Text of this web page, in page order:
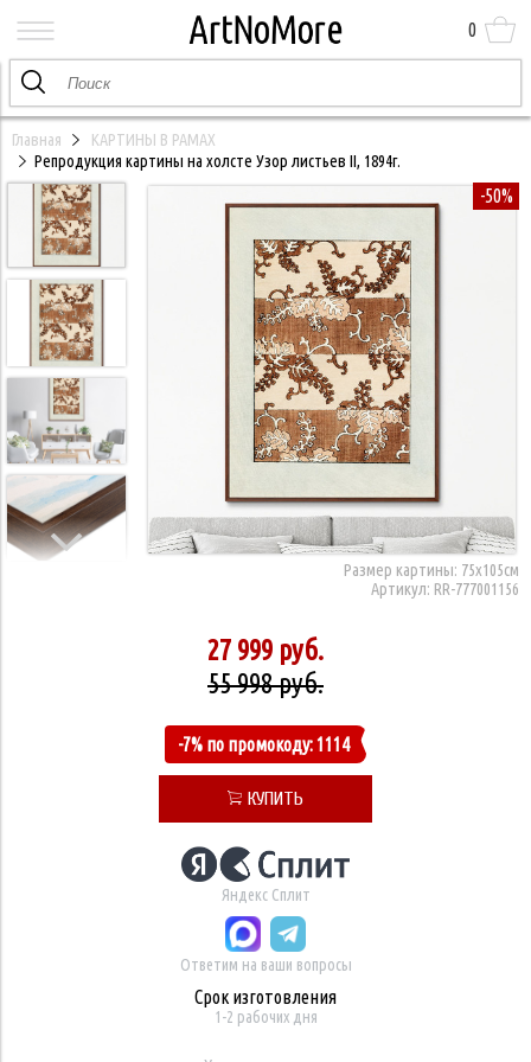
0
Главная
КАРТИНЫ В РАМАХ
Репродукция картины на холсте Узор листьев II, 1894г.
-50%
Размер картины: 75х105см
Артикул: RR-777001156
27 999 руб.
55 998 руб.
-7% по промокоду: 1114
КУПИТЬ
Яндекс Сплит
Ответим на ваши вопросы
Срок изготовления
1-2 рабочих дня